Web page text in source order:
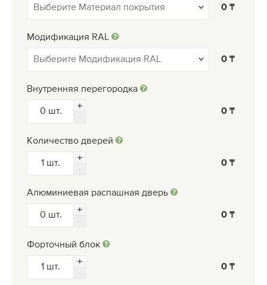
0
Модификация RAL
0
Внутренняя перегородка
0
Количество дверей
0
Алюминиевая распашная дверь
0
Форточный блок
0